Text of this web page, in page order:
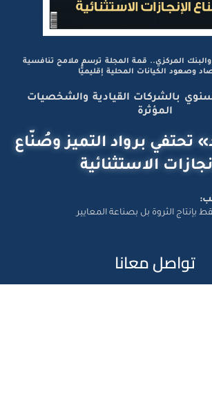
والبنك المركزي.. قمة المجلة ترسم ملامح تنافسية
وصعود الكيانات المحلية إقليميًّا
بالشركات القيادية والشخصيات
المؤثرة
تحتفي برواد التميز وصُنّاع
الاستثنائية
بإنتاج الثروة بل بصناعة المعايير
تواصل معانا